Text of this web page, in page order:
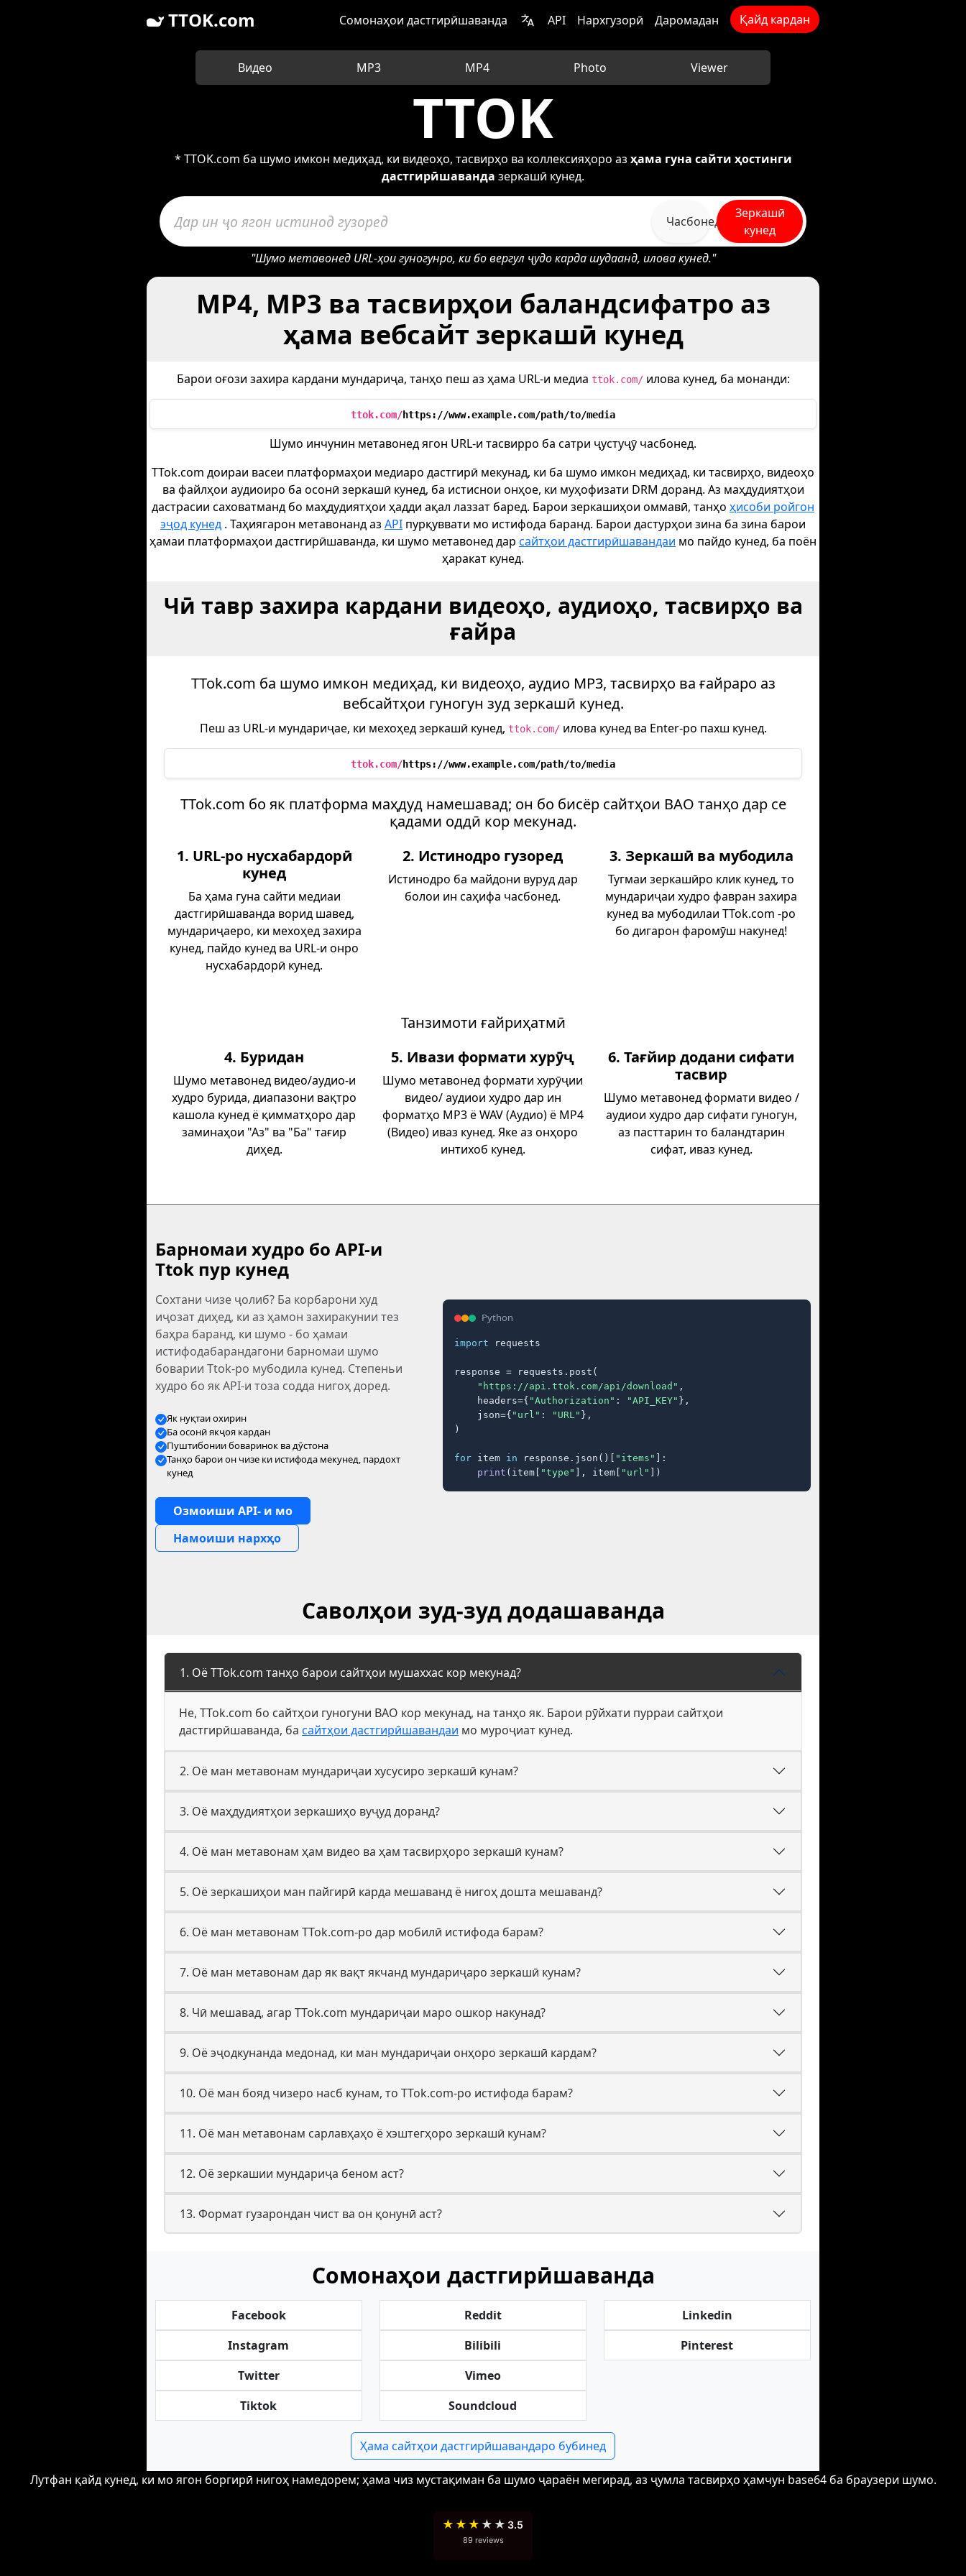
TTOK.com Сомонаҳои дастгирӣшаванда API Нархгузорӣ Даромадан Қайд кардан
Видео MP3 MP4 Photo Viewer
TTOK
* TTOK.com ба шумо имкон медиҳад, ки видеоҳо, тасвирҳо ва коллексияҳоро аз ҳама гуна сайти ҳостинги
дастгирӣшаванда зеркашӣ кунед.
Часбонед
Зеркашӣ
кунед
"Шумо метавонед URL-ҳои гуногунро, ки бо вергул ҷудо карда шудаанд, илова кунед."
MP4, MP3 ва тасвирҳои баландсифатро аз
ҳама вебсайт зеркашӣ кунед
Барои оғози захира кардани мундариҷа, танҳо пеш аз ҳама URL-и медиа ttok.com/илова кунед, ба монанди:
ttok.com/https://www.example.com/path/to/media
Шумо инчунин метавонед ягон URL-и тасвирро ба сатри ҷустуҷӯ часбонед.
TTok.com доираи васеи платформаҳои медиаро дастгирӣ мекунад, ки ба шумо имкон медиҳад, ки тасвирҳо, видеоҳо
ва файлҳои аудиоиро ба осонӣ зеркашӣ кунед, ба истиснои онҳое, ки муҳофизати DRM доранд. Аз маҳдудиятҳои
дастрасии саховатманд бо маҳдудиятҳои ҳадди ақал лаззат баред. Барои зеркашиҳои оммавӣ, танҳо ҳисоби ройгон
эҷод кунед . Таҳиягарон метавонанд аз API пурқуввати мо истифода баранд. Барои дастурҳои зина ба зина барои
ҳамаи платформаҳои дастгирӣшаванда, ки шумо метавонед дар сайтҳои дастгирӣшавандаи мо пайдо кунед, ба поён
ҳаракат кунед.
Чӣ тавр захира кардани видеоҳо, аудиоҳо, тасвирҳо ва
ғайра
TTok.com ба шумо имкон медиҳад, ки видеоҳо, аудио MP3, тасвирҳо ва ғайраро аз
вебсайтҳои гуногун зуд зеркашӣ кунед.
Пеш аз URL-и мундариҷае, ки мехоҳед зеркашӣ кунед, ttok.com/илова кунед ва Enter-ро пахш кунед.
ttok.com/https://www.example.com/path/to/media
TTok.com бо як платформа маҳдуд намешавад; он бо бисёр сайтҳои ВАО танҳо дар се
қадами оддӣ кор мекунад.
1. URL-ро нусхабардорӣ
кунед
Ба ҳама гуна сайти медиаи
дастгирӣшаванда ворид шавед,
мундариҷаеро, ки мехоҳед захира
кунед, пайдо кунед ва URL-и онро
нусхабардорӣ кунед.
2. Истинодро гузоред
Истинодро ба майдони вуруд дар
болои ин саҳифа часбонед.
3. Зеркашӣ ва мубодила
Тугмаи зеркашӣро клик кунед, то
мундариҷаи худро фавран захира
кунед ва мубодилаи TTok.com -ро
бо дигарон фаромӯш накунед!
Танзимоти ғайриҳатмӣ
4. Буридан
Шумо метавонед видео/аудио-и
худро бурида, диапазони вақтро
кашола кунед ё қимматҳоро дар
заминаҳои "Аз" ва "Ба" тағир
диҳед.
5. Ивази формати хурӯҷ
Шумо метавонед формати хурӯҷии
видео/ аудиои худро дар ин
форматҳо MP3 ё WAV (Аудио) ё MP4
(Видео) иваз кунед. Яке аз онҳоро
интихоб кунед.
6. Тағйир додани сифати
тасвир
Шумо метавонед формати видео /
аудиои худро дар сифати гуногун,
аз пасттарин то баландтарин
сифат, иваз кунед.
Барномаи худро бо API-и
Ttok пур кунед
Сохтани чизе ҷолиб? Ба корбарони худ
иҷозат диҳед, ки аз ҳамон захиракунии тез
баҳра баранд, ки шумо - бо ҳамаи
истифодабарандагони барномаи шумо
боварии Ttok-ро мубодила кунед. Степеньи
худро бо як API-и тоза содда нигоҳ доред.
Як нуқтаи охирин
Ба осонӣ якҷоя кардан
Пуштибонии боваринок ва дӯстона
Танҳо барои он чизе ки истифода мекунед, пардохт
кунед
Озмоиши API- и мо
Намоиши нархҳо
Python
import requests
response = requests.post(
"https://api.ttok.com/api/download" ,
    headers={
"Authorization" : "API_KEY" },
    json={
"url" : "URL" },
)
for item in response.json()[ "items"
]:
print (item[ "type" ], item[ "url" ])
Саволҳои зуд-зуд додашаванда
1. Оё TTok.com танҳо барои сайтҳои мушаххас кор мекунад?
Не, TTok.com бо сайтҳои гуногуни ВАО кор мекунад, на танҳо як. Барои рӯйхати пурраи сайтҳои
дастгирӣшаванда, ба сайтҳои дастгирӣшавандаи мо муроҷиат кунед.
2. Оё ман метавонам мундариҷаи хусусиро зеркашӣ кунам?
3. Оё маҳдудиятҳои зеркашиҳо вуҷуд доранд?
4. Оё ман метавонам ҳам видео ва ҳам тасвирҳоро зеркашӣ кунам?
5. Оё зеркашиҳои ман пайгирӣ карда мешаванд ё нигоҳ дошта мешаванд?
6. Оё ман метавонам TTok.com-ро дар мобилӣ истифода барам?
7. Оё ман метавонам дар як вақт якчанд мундариҷаро зеркашӣ кунам?
8. Чӣ мешавад, агар TTok.com мундариҷаи маро ошкор накунад?
9. Оё эҷодкунанда медонад, ки ман мундариҷаи онҳоро зеркашӣ кардам?
10. Оё ман бояд чизеро насб кунам, то TTok.com-ро истифода барам?
11. Оё ман метавонам сарлавҳаҳо ё хэштегҳоро зеркашӣ кунам?
12. Оё зеркашии мундариҷа беном аст?
13. Формат гузарондан чист ва он қонунӣ аст?
Сомонаҳои дастгирӣшаванда
Facebook
Instagram
Twitter
Tiktok
Reddit
Bilibili
Vimeo
Soundcloud
Linkedin
Pinterest
Ҳама сайтҳои дастгирӣшавандаро бубинед
Лутфан қайд кунед, ки мо ягон боргирӣ нигоҳ намедорем; ҳама чиз мустақиман ба шумо ҷараён мегирад, аз ҷумла тасвирҳо ҳамчун base64 ба браузери шумо.
★ ★ ★ ★ ★ 3.5
89 reviews